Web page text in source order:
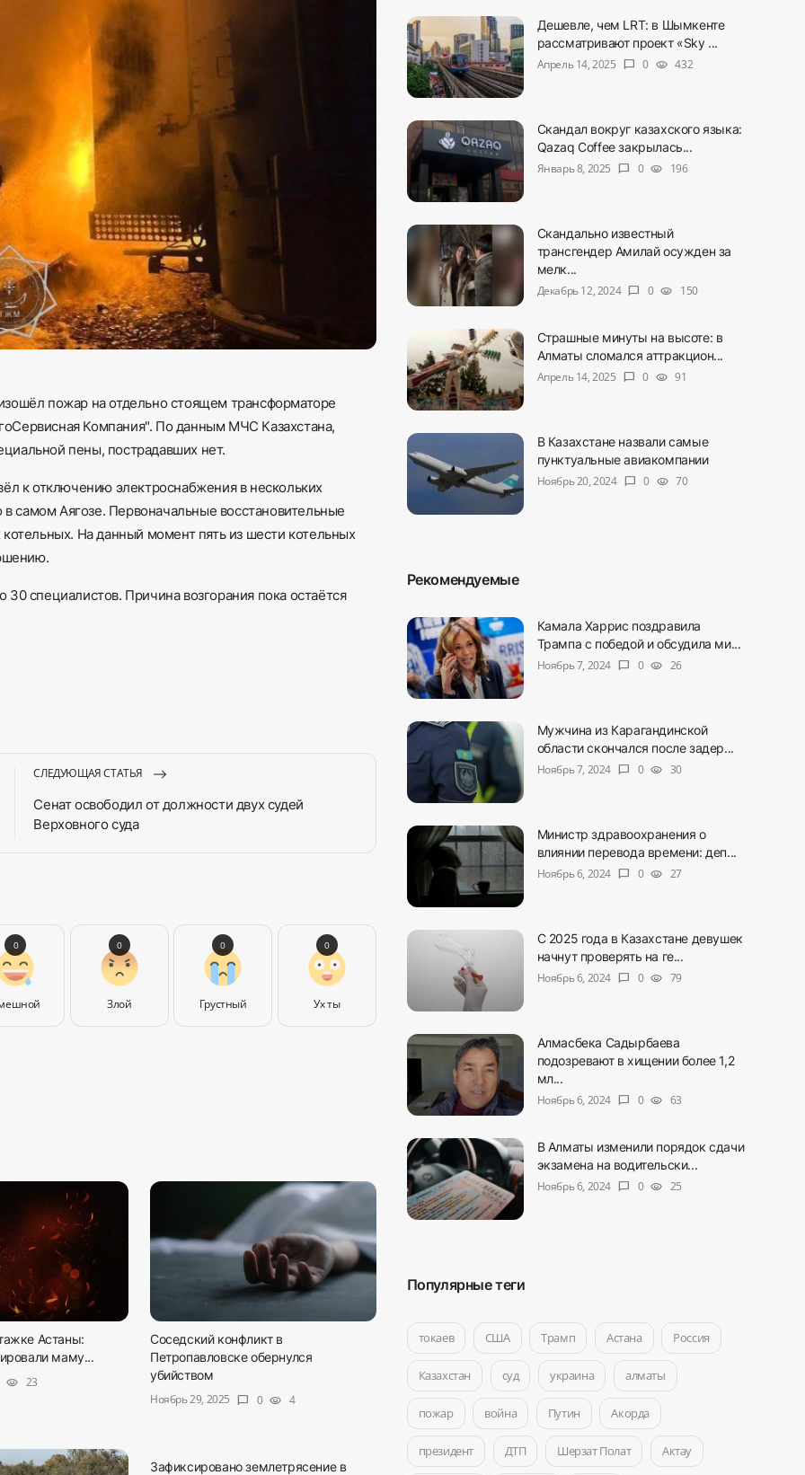
пожар на отдельно стоящем трансформаторе
Компания". По данным МЧС Казахстана,
пены, пострадавших нет.
к отключению электроснабжения в нескольких
самом Аягозе. Первоначальные восстановительные
На данный момент пять из шести котельных
специалистов. Причина возгорания пока остаётся
СЛЕДУЮЩАЯ СТАТЬЯ
Сенат освободил от должности двух судей
Верховного суда
0
Злой
0
Грустный
0
Ух ты
0
Астаны:
маму...
visibility 23
Соседский конфликт в
Петропавловске обернулся
убийством
Ноябрь 29, 2025
chat_bubble 0 visibility 4
Зафиксировано землетрясение в
Дешевле, чем LRT: в Шымкенте
рассматривают проект «Sky ...
Апрель 14, 2025
chat_bubble 0 visibility 432
Скандал вокруг казахского языка:
Qazaq Coffee закрылась...
Январь 8, 2025
chat_bubble 0 visibility 196
Скандально известный
трансгендер Амилай осужден за
мелк...
Декабрь 12, 2024
chat_bubble 0 visibility 150
Страшные минуты на высоте: в
Алматы сломался аттракцион...
Апрель 14, 2025
chat_bubble 0 visibility 91
В Казахстане назвали самые
пунктуальные авиакомпании
Ноябрь 20, 2024
chat_bubble 0 visibility 70
Рекомендуемые
Камала Харрис поздравила
Трампа с победой и обсудила ми...
Ноябрь 7, 2024
chat_bubble 0 visibility 26
Мужчина из Карагандинской
области скончался после задер...
Ноябрь 7, 2024
chat_bubble 0 visibility 30
Министр здравоохранения о
влиянии перевода времени: деп...
Ноябрь 6, 2024
chat_bubble 0 visibility 27
С 2025 года в Казахстане девушек
начнут проверять на ге...
Ноябрь 6, 2024
chat_bubble 0 visibility 79
Алмасбека Садырбаева
подозревают в хищении более 1,2
мл...
Ноябрь 6, 2024
chat_bubble 0 visibility 63
В Алматы изменили порядок сдачи
экзамена на водительски...
Ноябрь 6, 2024
chat_bubble 0 visibility 25
Популярные теги
токаев США Трамп Астана Россия
Казахстан суд украина алматы
пожар война Путин Акорда
президент ДТП Шерзат Полат Актау